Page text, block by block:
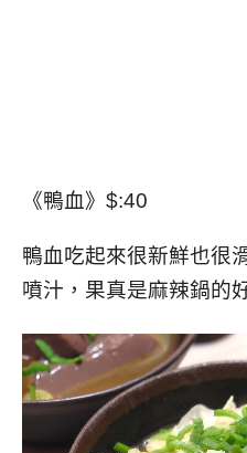
《鴨血》$:40
鴨血吃起來很新鮮也很
噴汁，果真是麻辣鍋的